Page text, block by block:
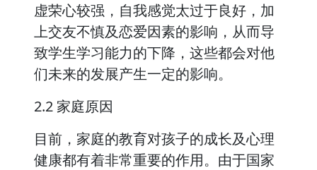
虚荣心较强，自我感觉太过于良好，加
上交友不慎及恋爱因素的影响，从而导
致学生学习能力的下降，这些都会对他
们未来的发展产生一定的影响。
2.2 家庭原因
目前，家庭的教育对孩子的成长及心理
健康都有着非常重要的作用。由于国家